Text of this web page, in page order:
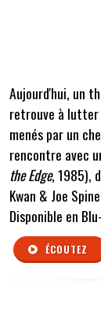
Aujourd'hui, un
retrouve à
menés par un
rencontre avec
the Edge, 1985),
Kwan & Joe
Disponible en
ÉCOUTEZ